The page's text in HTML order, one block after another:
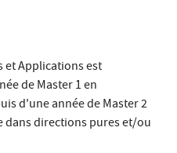
et Applications est
de Master 1 en
d'une année de Master 2
directions pures et/ou